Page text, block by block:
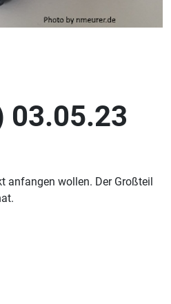
03.05.23
anfangen wollen. Der Großteil